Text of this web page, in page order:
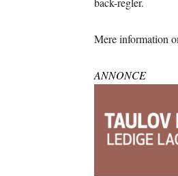
Mere information
ANNONCE